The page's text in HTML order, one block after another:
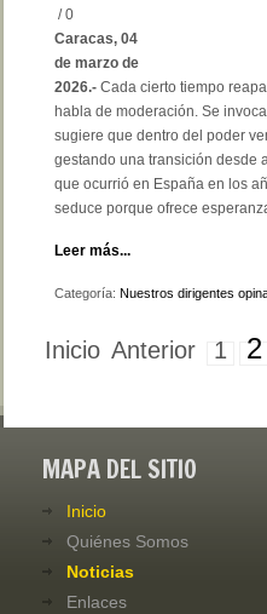
/ 0
Caracas, 04
de marzo de
2026.- Cada cierto tiempo
habla de moderación. Se
sugiere que dentro del poder
gestando una transición desde
que ocurrió en España en los
seduce porque ofrece
Leer más...
Categoría: Nuestros dirigentes
Inicio Anterior 1 2
MAPA DEL SITIO
Inicio
Quiénes Somos
Noticias
Enlaces